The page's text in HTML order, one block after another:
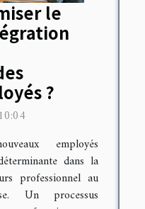
le
?
employés
dans la
professionnel au
Un processus